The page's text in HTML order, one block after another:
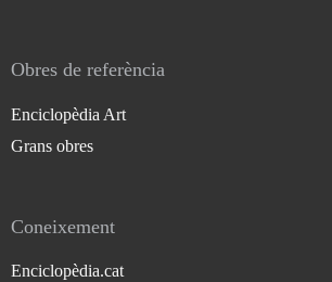
Obres de referència
Enciclopèdia Art
Grans obres
Coneixement
Enciclopèdia.cat